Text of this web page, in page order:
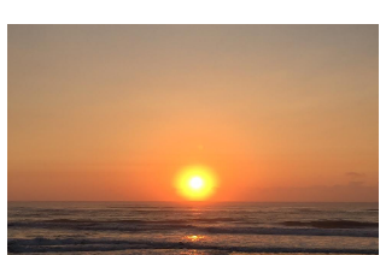
会員メニュー
ショップ情報
千葉南
ウラナミ
VOTE!